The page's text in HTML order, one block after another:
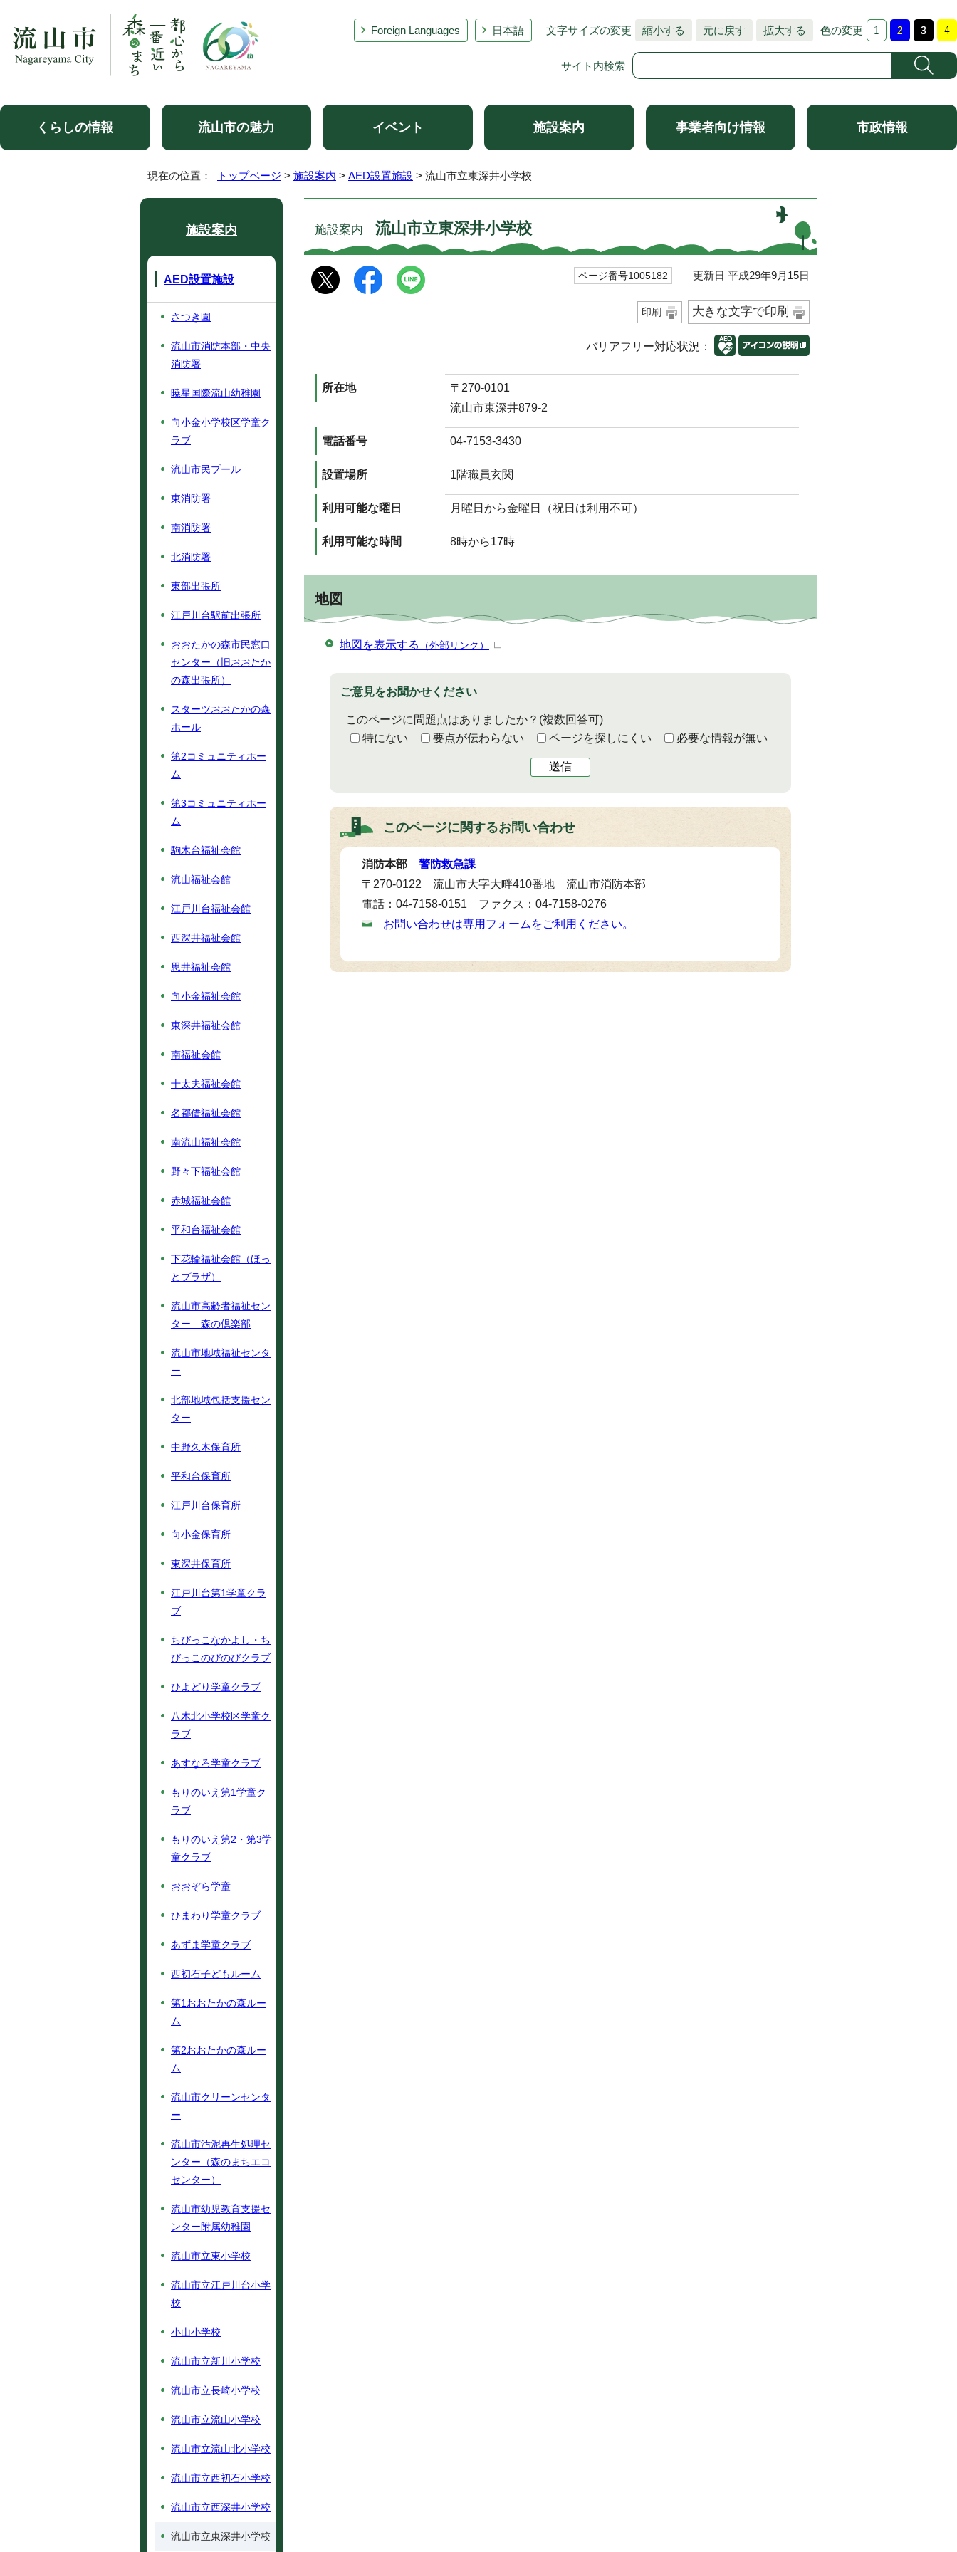
Foreign Languages 日本語 文字サイズの変更 縮小する 元に戻す 拡大する 色の変更
サイト内検索
くらしの情報 流山市の魅力 イベント 施設案内 事業者向け情報 市政情報
現在の位置： トップページ > 施設案内 > AED設置施設 > 流山市立東深井小学校
施設案内 流山市立東深井小学校
ページ番号1005182 更新日 平成29年9月15日
印刷 大きな文字で印刷
バリアフリー対応状況：
所在地
〒270-0101
流山市東深井879-2
電話番号 04-7153-3430
設置場所 1階職員玄関
利用可能な曜日 月曜日から金曜日（祝日は利用不可）
利用可能な時間 8時から17時
地図
地図を表示する （外部リンク）
ご意見をお聞かせください
このページに問題点はありましたか？ (複数回答可)
特にない
要点が伝わらない ページを探しにくい 必要な情報が無い
送信
このページに関するお問い合わせ
消防本部 警防救急課
〒270-0122 流山市大字大畔410番地 流山市消防本部
電話：04-7158-0151 ファクス：04-7158-0276
お問い合わせは専用フォームをご利用ください。
施設案内
AED設置施設
さつき園
流山市消防本部・中央
消防署
暁星国際流山幼稚園
向小金小学校区学童ク
ラブ
流山市民プール
東消防署
南消防署
北消防署
東部出張所
江戸川台駅前出張所
おおたかの森市民窓口
センター（旧おおたか
の森出張所）
スターツおおたかの森
ホール
第2コミュニティホー
ム
第3コミュニティホー
ム
駒木台福祉会館
流山福祉会館
江戸川台福祉会館
西深井福祉会館
思井福祉会館
向小金福祉会館
東深井福祉会館
南福祉会館
十太夫福祉会館
名都借福祉会館
南流山福祉会館
野々下福祉会館
赤城福祉会館
平和台福祉会館
下花輪福祉会館（ほっ
とプラザ）
流山市高齢者福祉セン
ター 森の倶楽部
流山市地域福祉センタ
ー
北部地域包括支援セン
ター
中野久木保育所
平和台保育所
江戸川台保育所
向小金保育所
東深井保育所
江戸川台第1学童クラ
ブ
ちびっこなかよし・ち
びっこのびのびクラブ
ひよどり学童クラブ
八木北小学校区学童ク
ラブ
あすなろ学童クラブ
もりのいえ第1学童ク
ラブ
もりのいえ第2・第3学
童クラブ
おおぞら学童
ひまわり学童クラブ
あずま学童クラブ
西初石子どもルーム
第1おおたかの森ルー
ム
第2おおたかの森ルー
ム
流山市クリーンセンタ
ー
流山市汚泥再生処理セ
ンター（森のまちエコ
センター）
流山市幼児教育支援セ
ンター附属幼稚園
流山市立東小学校
流山市立江戸川台小学
校
小山小学校
流山市立新川小学校
流山市立長崎小学校
流山市立流山小学校
流山市立流山北小学校
流山市立西初石小学校
流山市立西深井小学校
流山市立東深井小学校